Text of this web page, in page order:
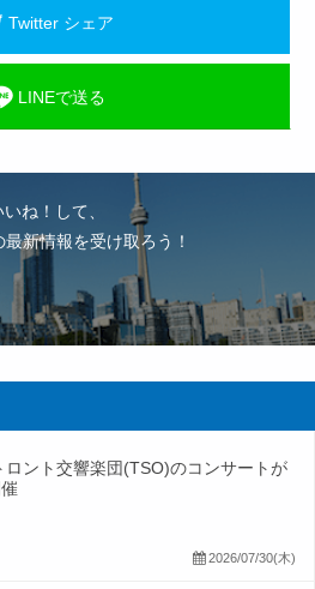
Twitter シェア
LINEで送る
いね！して、
新情報を受け取ろう！
ロント交響楽団(TSO)のコンサートが
2026/07/30(木)